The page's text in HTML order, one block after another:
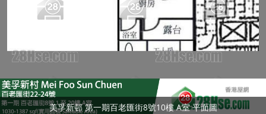
美孚新邨 第一期百老匯街8號10樓 A室 平面圖